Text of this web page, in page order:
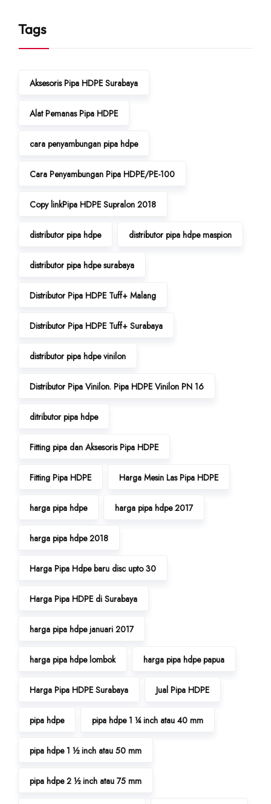
Tags
Aksesoris Pipa HDPE Surabaya
Alat Pemanas Pipa HDPE
cara penyambungan pipa hdpe
Cara Penyambungan Pipa HDPE/PE-100
Copy linkPipa HDPE Supralon 2018
distributor pipa hdpe distributor pipa hdpe maspion
distributor pipa hdpe surabaya
Distributor Pipa HDPE Tuff+ Malang
Distributor Pipa HDPE Tuff+ Surabaya
distributor pipa hdpe vinilon
Distributor Pipa Vinilon. Pipa HDPE Vinilon PN 16
ditributor pipa hdpe
Fitting pipa dan Aksesoris Pipa HDPE
Fitting Pipa HDPE Harga Mesin Las Pipa HDPE
harga pipa hdpe harga pipa hdpe 2017
harga pipa hdpe 2018
Harga Pipa Hdpe baru disc upto 30
Harga Pipa HDPE di Surabaya
harga pipa hdpe januari 2017
harga pipa hdpe lombok harga pipa hdpe papua
Harga Pipa HDPE Surabaya Jual Pipa HDPE
pipa hdpe pipa hdpe 1 ¼ inch atau 40 mm
pipa hdpe 1 ½ inch atau 50 mm
pipa hdpe 2 ½ inch atau 75 mm